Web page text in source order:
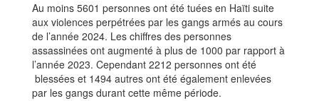
Au moins 5601 personnes ont été tuées en Haïti suite
aux violences perpétrées par les gangs armés au cours
de l’année 2024. Les chiffres des personnes
assassinées ont augmenté à plus de 1000 par rapport à
l’année 2023. Cependant 2212 personnes ont été
blessées et 1494 autres ont été également enlevées
par les gangs durant cette même période.